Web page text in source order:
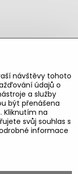
partnery
návštěvy tohoto
údajů o
a služby
být přenášena
Kliknutím na
svůj souhlas s
informace